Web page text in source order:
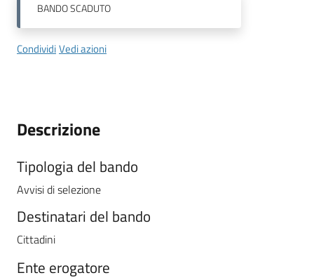
su
BANDOSCADUTO
CondividiVedi azioni
Descrizione
Tipologia del bando
Avvisi di selezione
Destinatari del bando
Cittadini
Ente erogatore